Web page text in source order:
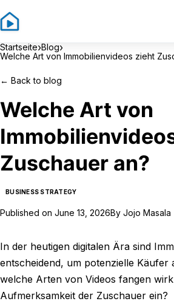
Startseite›Blog›
Welche Art von Immobilienvideos zieht
← Back to blog
Welche Art von
Zuschauer an?
BUSINESS STRATEGY
Published on June 13, 2026By Jojo Masala
In der heutigen digitalen Ära sind
entscheidend, um potenzielle Käufer
welche Arten von Videos fangen
Aufmerksamkeit der Zuschauer ein?